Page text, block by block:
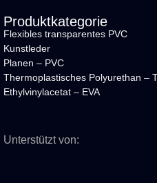
Produktkategorie
Flexibles transparentes PVC
Kunstleder
Planen – PVC
Thermoplastisches Polyurethan –
Ethylvinylacetat – EVA
Unterstützt von: